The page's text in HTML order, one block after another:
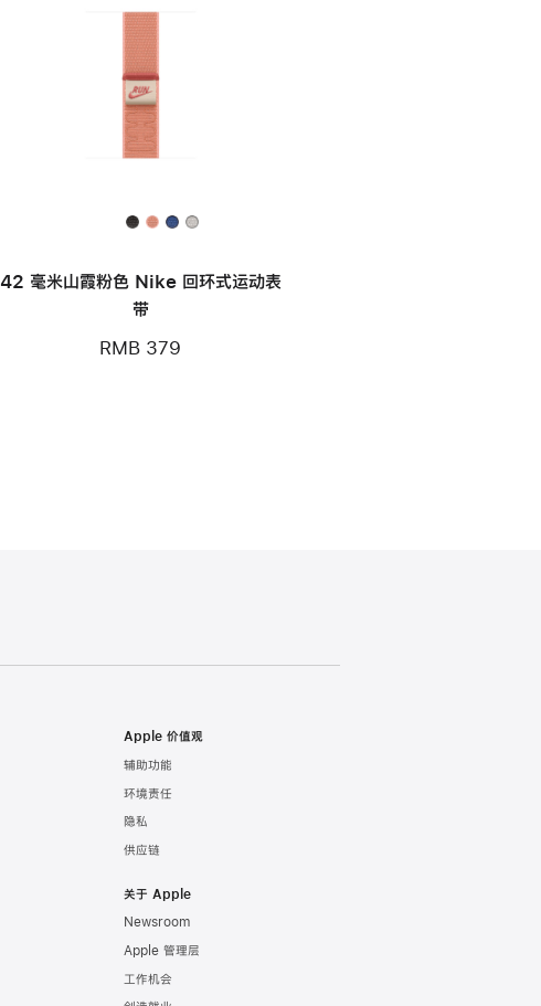
42 毫米山霞粉色 Nike 回环式运动表
带
RMB 379
Apple 价值观
辅助功能
环境责任
隐私
供应链
关于 Apple
Newsroom
Apple 管理层
工作机会